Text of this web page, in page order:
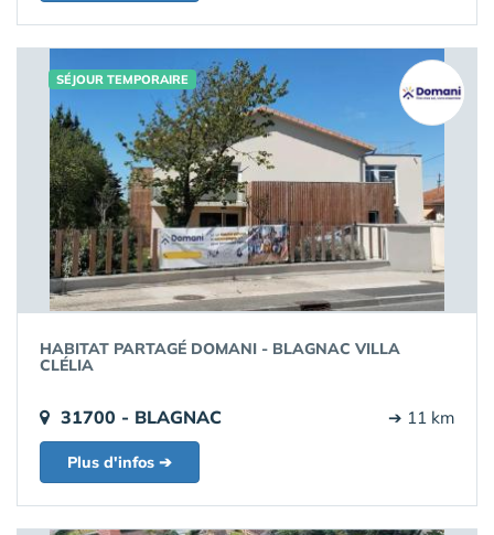
SÉJOUR TEMPORAIRE
HABITAT PARTAGÉ DOMANI - BLAGNAC VILLA
CLÉLIA
31700 - BLAGNAC ➔ 11 km
Plus d'infos ➔